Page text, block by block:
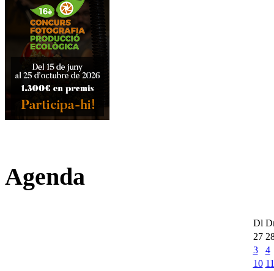
Agenda
Dl
27
3
4
10 11